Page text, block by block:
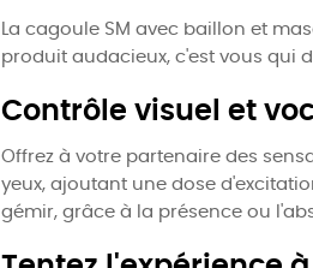
La cagoule SM avec baillon et
produit audacieux, c'est vous qui
Contrôle visuel et
Offrez à votre partenaire des
yeux, ajoutant une dose
gémir, grâce à la présence ou